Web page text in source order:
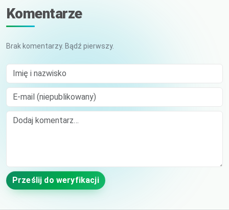
Komentarze
Brak komentarzy. Bądź pierwszy.
Imię i nazwisko
E-mail (niepublikowany)
Comment
Prześlij do weryfikacji